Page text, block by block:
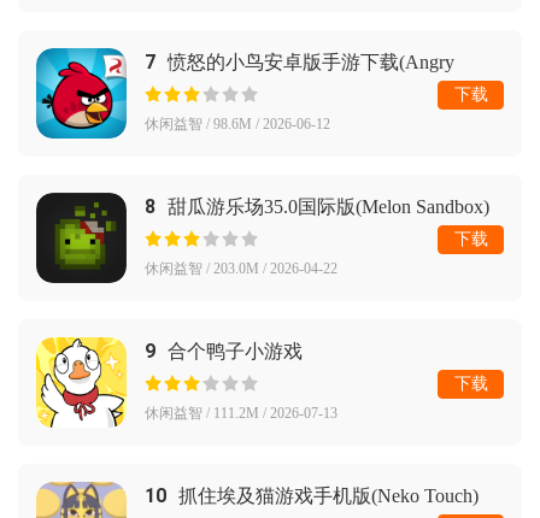
7 愤怒的小鸟安卓版手游下载(Angry
Birds)
休闲益智 / 98.6M / 2026-06-12
下载
8 甜瓜游乐场35.0国际版(Melon Sandbox)
休闲益智 / 203.0M / 2026-04-22
下载
9 合个鸭子小游戏
休闲益智 / 111.2M / 2026-07-13
下载
10 抓住埃及猫游戏手机版(Neko Touch)